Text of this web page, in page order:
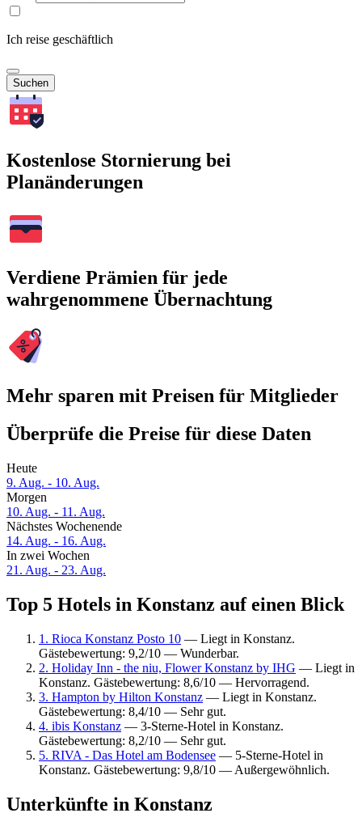
Ich reise geschäftlich
Suchen
Kostenlose Stornierung bei
Planänderungen
Verdiene Prämien für jede
wahrgenommene Übernachtung
Mehr sparen mit Preisen für Mitglieder
Überprüfe die Preise für diese Daten
Heute
9. Aug. - 10. Aug.
Morgen
10. Aug. - 11. Aug.
Nächstes Wochenende
14. Aug. - 16. Aug.
In zwei Wochen
21. Aug. - 23. Aug.
Top 5 Hotels in Konstanz auf einen Blick
1. Rioca Konstanz Posto 10 — Liegt in Konstanz.
Gästebewertung: 9,2/10 — Wunderbar.
2. Holiday Inn - the niu, Flower Konstanz by IHG — Liegt in
Konstanz. Gästebewertung: 8,6/10 — Hervorragend.
3. Hampton by Hilton Konstanz — Liegt in Konstanz.
Gästebewertung: 8,4/10 — Sehr gut.
4. ibis Konstanz — 3-Sterne-Hotel in Konstanz.
Gästebewertung: 8,2/10 — Sehr gut.
5. RIVA - Das Hotel am Bodensee — 5-Sterne-Hotel in
Konstanz. Gästebewertung: 9,8/10 — Außergewöhnlich.
Unterkünfte in Konstanz